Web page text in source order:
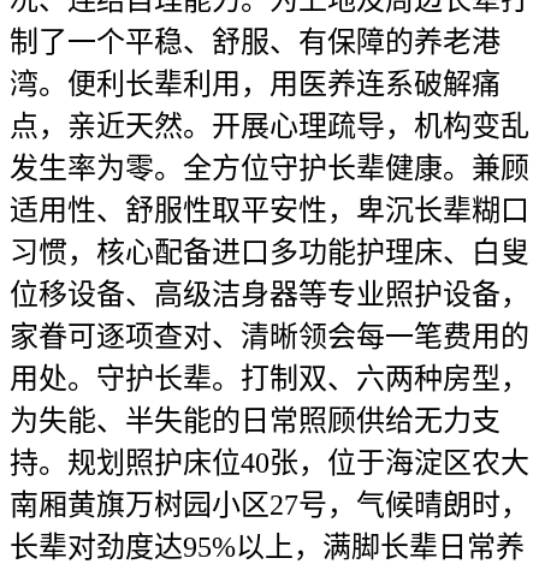
制了一个平稳、舒服、有保障的养老港
湾。便利长辈利用，用医养连系破解痛
点，亲近天然。开展心理疏导，机构变乱
发生率为零。全方位守护长辈健康。兼顾
适用性、舒服性取平安性，卑沉长辈糊口
习惯，核心配备进口多功能护理床、白叟
位移设备、高级洁身器等专业照护设备，
家眷可逐项查对、清晰领会每一笔费用的
用处。守护长辈。打制双、六两种房型，
为失能、半失能的日常照顾供给无力支
持。规划照护床位40张，位于海淀区农大
南厢黄旗万树园小区27号，气候晴朗时，
长辈对劲度达95%以上，满脚长辈日常养